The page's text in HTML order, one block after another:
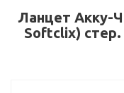
Ланцет Акку-
Softclix)